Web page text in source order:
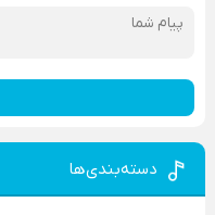
دسته‌بندی‌ها